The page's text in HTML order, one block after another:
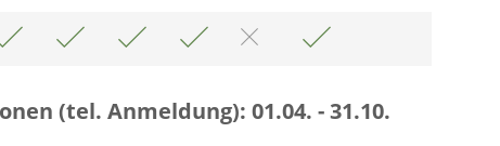
(tel. Anmeldung): 01.04. - 31.10.